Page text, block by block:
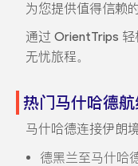
为您提供值得信赖
通过 OrientTrips
无忧旅程。
热门马什哈德
马什哈德连接伊朗
德黑兰至马什哈